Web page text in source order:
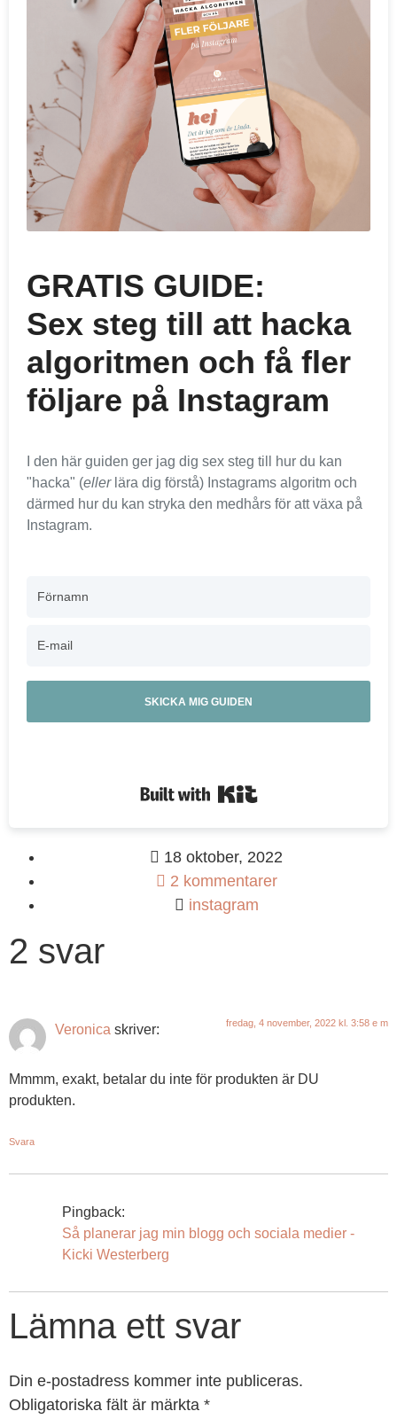
GRATIS GUIDE:
Sex steg till att hacka
algoritmen och få fler
följare på Instagram
I den här guiden ger jag dig sex steg till hur du kan
"hacka" (ellerlära dig förstå) Instagrams algoritm och
därmed hur du kan stryka den medhårs för att växa på
Instagram.
SKICKA MIG GUIDEN
18 oktober, 2022
2 kommentarer
instagram
2 svar
Veronica skriver: fredag, 4 november, 2022 kl. 3:58 e m
Mmmm, exakt, betalar du inte för produkten är DU
produkten.
Svara
Pingback:
Så planerar jag min blogg och sociala medier -
Kicki Westerberg
Lämna ett svar
Din e-postadress kommer inte publiceras.
Obligatoriska fält är märkta *